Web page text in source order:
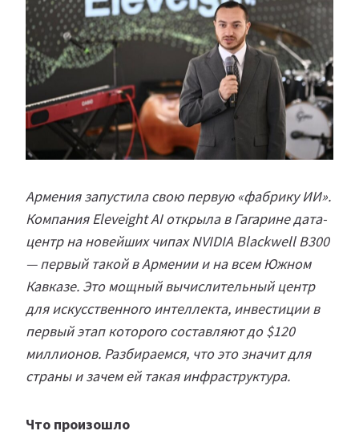
Армения запустила свою первую «фабрику ИИ».
Компания Eleveight AI открыла в Гагарине дата-
центр на новейших чипах NVIDIA Blackwell B300
— первый такой в Армении и на всем Южном
Кавказе. Это мощный вычислительный центр
для искусственного интеллекта, инвестиции в
первый этап которого составляют до $120
миллионов. Разбираемся, что это значит для
страны и зачем ей такая инфраструктура.
Что произошло